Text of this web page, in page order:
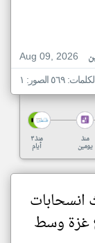
Aug 09, 2026
٥٦٩ الصور: ١
منذ ٣
أيام
منذ
يومين
انسحابات
غزة وسط